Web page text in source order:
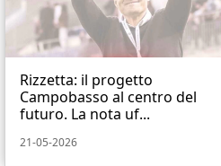
Rizzetta: il progetto
Campobasso al centro del
futuro. La nota uf...
21-05-2026